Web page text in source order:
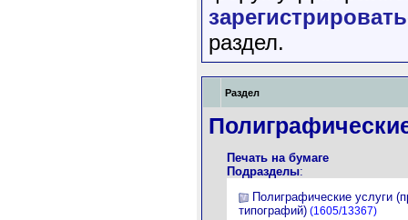
раздел.
Раздел
Печать на бумаге
Подразделы:
Полиграфические услуги
типографий) (1605/13367)